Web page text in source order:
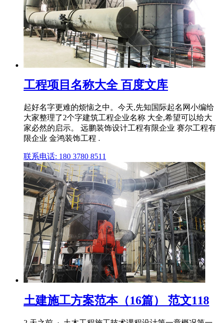
工程项目名称大全 百度文库
起好名字更难的烦恼之中。今天,先知国际起名网小编给
大家整理了2个字建筑工程企业名称 大全,希望可以给大
家必然的启示。 远鹏装饰设计工程有限企业 赛尔工程有
限企业 金鸿装饰工程 .
联系电话: 180 3780 8511
土建施工方案范本（16篇） 范文118